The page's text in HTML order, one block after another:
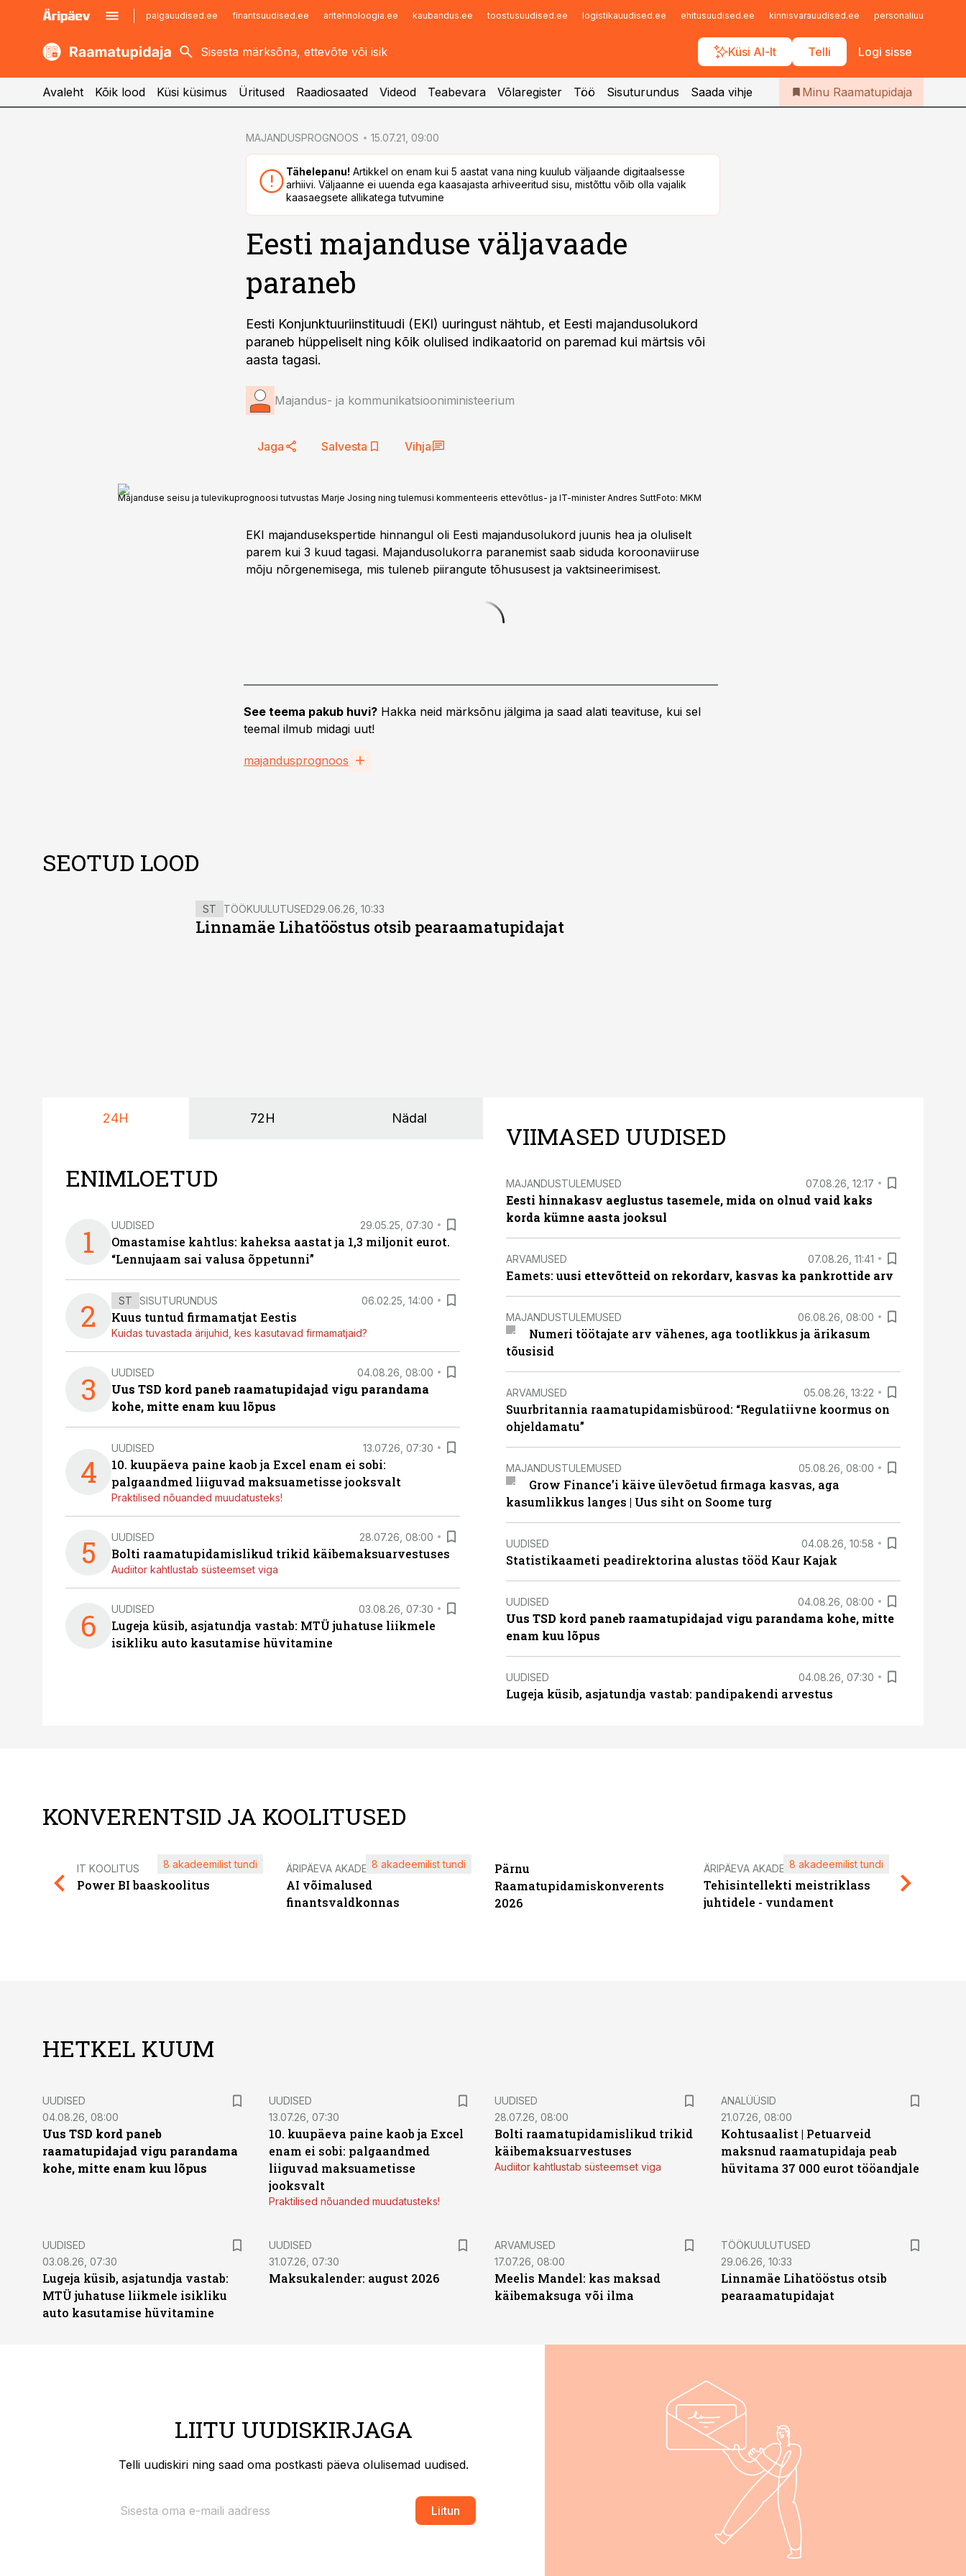
palgauudised.ee finantsuudised.ee aritehnoloogia.ee kaubandus.ee toostusuudised.ee logistikauudised.ee ehitusuudised.ee kinnisvarauudised.ee personaliuudised.ee
Küsi AI-lt Telli Logi sisse
kaubandus.ee
kinnisvarauudised.ee
imelineajalugu.ee
Infopank
Iseteenindus
Telli Raamatupidaja
Avaleht Kõik lood Küsi küsimus Üritused Raadiosaated Videod Teabevara Võlaregister Töö Sisuturundus Saada vihje Minu Raamatupidaja
MAJANDUSPROGNOOS 15.07.21, 09:00
Tähelepanu! Artikkel on enam kui 5 aastat vana ning kuulub väljaande digitaalsesse
arhiivi. Väljaanne ei uuenda ega kaasajasta arhiveeritud sisu, mistõttu võib olla vajalik
kaasaegsete allikatega tutvumine
Eesti majanduse väljavaade
paraneb
Eesti Konjunktuuriinstituudi (EKI) uuringust nähtub, et Eesti majandusolukord
paraneb hüppeliselt ning kõik olulised indikaatorid on paremad kui märtsis või
aasta tagasi.
Majandus- ja kommunikatsiooniministeerium
Jaga Salvesta Vihja
Majanduse seisu ja tulevikuprognoosi tutvustas Marje Josing ning tulemusi kommenteeris ettevõtlus- ja IT-minister Andres SuttFoto: MKM
EKI majandusekspertide hinnangul oli Eesti majandusolukord juunis hea ja oluliselt
parem kui 3 kuud tagasi. Majandusolukorra paranemist saab siduda koroonaviiruse
mõju nõrgenemisega, mis tuleneb piirangute tõhususest ja vaktsineerimisest.
See teema pakub huvi? Hakka neid märksõnu jälgima ja saad alati teavituse, kui sel
teemal ilmub midagi uut!
majandusprognoos
SEOTUD LOOD
ST TÖÖKUULUTUSED29.06.26, 10:33
Linnamäe Lihatööstus otsib pearaamatupidajat
24H 72H Nädal
ENIMLOETUD
1 UUDISED 29.05.25, 07:30
Omastamise kahtlus: kaheksa aastat ja 1,3 miljonit eurot.
“Lennujaam sai valusa õppetunni”
2 ST SISUTURUNDUS 06.02.25, 14:00
Kuus tuntud firmamatjat Eestis
Kuidas tuvastada ärijuhid, kes kasutavad firmamatjaid?
3 UUDISED 04.08.26, 08:00
Uus TSD kord paneb raamatupidajad vigu parandama
kohe, mitte enam kuu lõpus
4
UUDISED 13.07.26, 07:30
10. kuupäeva paine kaob ja Excel enam ei sobi:
palgaandmed liiguvad maksuametisse jooksvalt
Praktilised nõuanded muudatusteks!
5 UUDISED 28.07.26, 08:00
Bolti raamatupidamislikud trikid käibemaksuarvestuses
Audiitor kahtlustab süsteemset viga
6 UUDISED 03.08.26, 07:30
Lugeja küsib, asjatundja vastab: MTÜ juhatuse liikmele
isikliku auto kasutamise hüvitamine
VIIMASED UUDISED
MAJANDUSTULEMUSED 07.08.26, 12:17
Eesti hinnakasv aeglustus tasemele, mida on olnud vaid kaks
korda kümne aasta jooksul
ARVAMUSED 07.08.26, 11:41
Eamets: uusi ettevõtteid on rekordarv, kasvas ka pankrottide arv
MAJANDUSTULEMUSED 06.08.26, 08:00
Numeri töötajate arv vähenes, aga tootlikkus ja ärikasum
tõusisid
ARVAMUSED 05.08.26, 13:22
Suurbritannia raamatupidamisbürood: “Regulatiivne koormus on
ohjeldamatu”
MAJANDUSTULEMUSED 05.08.26, 08:00
Grow Finance’i käive ülevõetud firmaga kasvas, aga
kasumlikkus langes | Uus siht on Soome turg
UUDISED 04.08.26, 10:58
Statistikaameti peadirektorina alustas tööd Kaur Kajak
UUDISED 04.08.26, 08:00
Uus TSD kord paneb raamatupidajad vigu parandama kohe, mitte
enam kuu lõpus
UUDISED 04.08.26, 07:30
Lugeja küsib, asjatundja vastab: pandipakendi arvestus
KONVERENTSID JA KOOLITUSED
IT KOOLITUS
Power BI baaskoolitus
8 akadeemilist tundi ÄRIPÄEVA AKADEEMIA
AI võimalused
finantsvaldkonnas
8 akadeemilist tundi
Pärnu
Raamatupidamiskonverents
2026
ÄRIPÄEVA AKADEEMIA
Tehisintellekti meistriklass
juhtidele - vundament
8 akadeemilist tundi
HETKEL KUUM
UUDISED
04.08.26, 08:00
Uus TSD kord paneb
raamatupidajad vigu parandama
kohe, mitte enam kuu lõpus
UUDISED
13.07.26, 07:30
10. kuupäeva paine kaob ja Excel
enam ei sobi: palgaandmed
liiguvad maksuametisse
jooksvalt
Praktilised nõuanded muudatusteks!
UUDISED
28.07.26, 08:00
Bolti raamatupidamislikud trikid
käibemaksuarvestuses
Audiitor kahtlustab süsteemset viga
ANALÜÜSID
21.07.26, 08:00
Kohtusaalist | Petuarveid
maksnud raamatupidaja peab
hüvitama 37 000 eurot tööandjale
UUDISED
03.08.26, 07:30
Lugeja küsib, asjatundja vastab:
MTÜ juhatuse liikmele isikliku
auto kasutamise hüvitamine
UUDISED
31.07.26, 07:30
Maksukalender: august 2026
ARVAMUSED
17.07.26, 08:00
Meelis Mandel: kas maksad
käibemaksuga või ilma
ST
TÖÖKUULUTUSED
29.06.26, 10:33
Linnamäe Lihatööstus otsib
pearaamatupidajat
LIITU UUDISKIRJAGA
Telli uudiskiri ning saad oma postkasti päeva olulisemad uudised.
Liitun